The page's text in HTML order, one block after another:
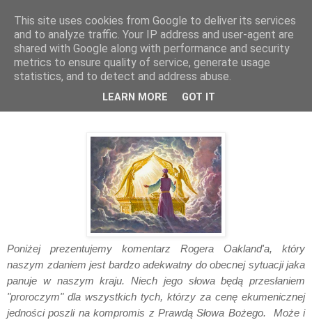
wtorek, czerwca 17, 2014
Poniżej prezentujemy komentarz Rogera Oakland'a, który
naszym zdaniem jest bardzo adekwatny do obecnej sytuacji jaka
panuje w naszym kraju. Niech jego słowa będą przesłaniem
"proroczym" dla wszystkich tych, którzy za cenę ekumenicznej
jedności poszli na kompromis z Prawdą Słowa Bożego. Może i
This site uses cookies from Google to deliver its services
and to analyze traffic. Your IP address and user-agent are
shared with Google along with performance and security
metrics to ensure quality of service, generate usage
statistics, and to detect and address abuse.
LEARN MORE GOT IT